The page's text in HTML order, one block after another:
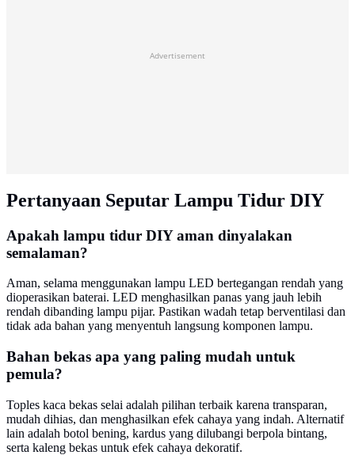
Advertisement
Pertanyaan Seputar Lampu Tidur DIY
Apakah lampu tidur DIY aman dinyalakan
semalaman?
Aman, selama menggunakan lampu LED bertegangan rendah yang
dioperasikan baterai. LED menghasilkan panas yang jauh lebih
rendah dibanding lampu pijar. Pastikan wadah tetap berventilasi dan
tidak ada bahan yang menyentuh langsung komponen lampu.
Bahan bekas apa yang paling mudah untuk
pemula?
Toples kaca bekas selai adalah pilihan terbaik karena transparan,
mudah dihias, dan menghasilkan efek cahaya yang indah. Alternatif
lain adalah botol bening, kardus yang dilubangi berpola bintang,
serta kaleng bekas untuk efek cahaya dekoratif.